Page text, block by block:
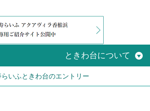
ときわ台について
らいふときわ台のエントリー